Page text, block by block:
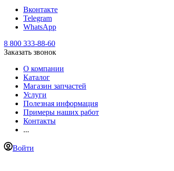
Вконтакте
Telegram
WhatsApp
8 800 333-88-60
Заказать звонок
О компании
Каталог
Магазин запчастей
Услуги
Полезная информация
Примеры наших работ
Контакты
...
Войти